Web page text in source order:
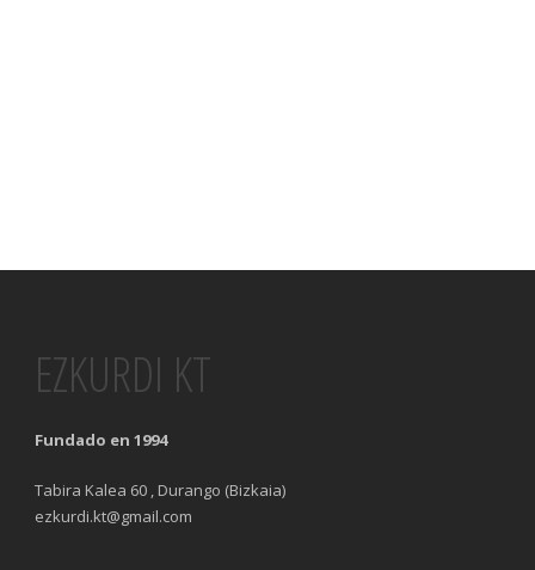
EZKURDI KT
Fundado en 1994
Tabira Kalea 60 , Durango (Bizkaia)
ezkurdi.kt@gmail.com